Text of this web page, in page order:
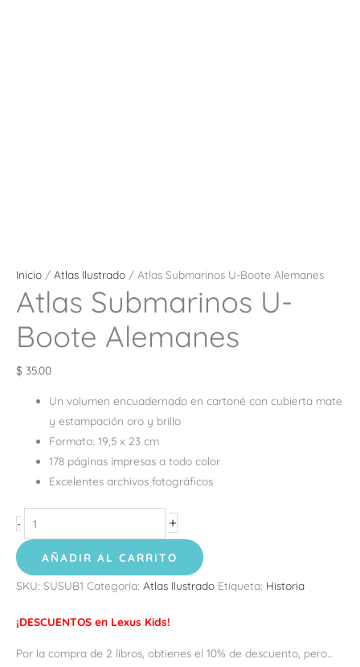
Inicio / Atlas Ilustrado / Atlas Submarinos U-Boote Alemanes
Atlas Submarinos U-
Boote Alemanes
$ 35.00
Un volumen encuadernado en cartoné con cubierta mate
y estampación oro y brillo
Formato: 19,5 x 23 cm
178 páginas impresas a todo color
Excelentes archivos fotográficos
- +
AÑADIR AL CARRITO
SKU: SUSUB1 Categoría: Atlas Ilustrado Etiqueta: Historia
¡DESCUENTOS en Lexus Kids!
Por la compra de 2 libros, obtienes el 10% de descuento, pero...